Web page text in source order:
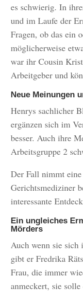
es schwierig. In
und im Laufe der
Fragen, ob das ein
möglicherweise
war ihr Cousin
Arbeitgeber und
Neue Meinungen
Henrys sachlicher
ergänzen sich im
besser. Auch ihre
Arbeitsgruppe 2
Der Fall nimmt
Gerichtsmediziner
interessante
Ein ungleiches
Mörders
Auch wenn sie sich
gibt er Fredrika
Frau, die immer
anmeckert, sie